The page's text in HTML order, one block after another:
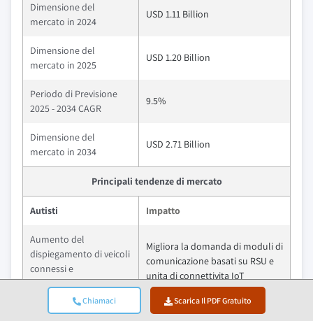
Chiamaci Scarica Il PDF Gratuito
Dimensione del
mercato in 2024
USD 1.11 Billion
Dimensione del
mercato in 2025
USD 1.20 Billion
Periodo di Previsione
2025 - 2034 CAGR
9.5%
Dimensione del
mercato in 2034
USD 2.71 Billion
Principali tendenze di mercato
Autisti Impatto
Aumento del
dispiegamento di veicoli
connessi e
infrastrutture V2X
Migliora la domanda di moduli di
comunicazione basati su RSU e
unita di connettivita IoT
Aumento